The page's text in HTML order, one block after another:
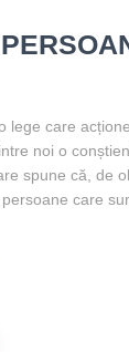
lege care
noi o
spune că, de
care